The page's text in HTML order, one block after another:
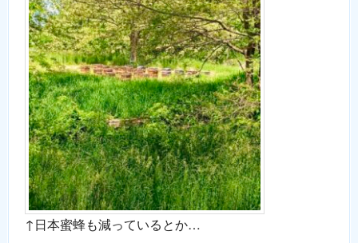
↑日本蜜蜂も減っているとか…